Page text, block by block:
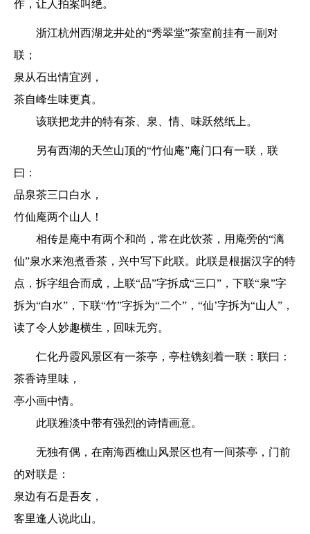
作，让人拍案叫绝。
浙江杭州西湖龙井处的“秀翠堂”茶室前挂有一副对
联；
泉从石出情宜冽，
茶自峰生味更真。
该联把龙井的特有茶、泉、情、味跃然纸上。
另有西湖的天竺山顶的“竹仙庵”庵门口有一联，联
曰：
品泉茶三口白水，
竹仙庵两个山人！
相传是庵中有两个和尚，常在此饮茶，用庵旁的“漓
仙”泉水来泡煮香茶，兴中写下此联。此联是根据汉字的特
点，拆字组合而成，上联“品”字拆成“三口”，下联“泉”字
拆为“白水”，下联“竹”字拆为“二个”，“仙’字拆为“山人”，
读了令人妙趣横生，回味无穷。
仁化丹霞风景区有一茶亭，亭柱镌刻着一联：联曰：
茶香诗里味，
亭小画中情。
此联雅淡中带有强烈的诗情画意。
无独有偶，在南海西樵山风景区也有一间茶亭，门前
的对联是：
泉边有石是吾友，
客里逢人说此山。